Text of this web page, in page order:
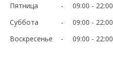
Пятница
09:00
22:00
Суббота
09:00
22:00
Воскресенье
09:00 22:00